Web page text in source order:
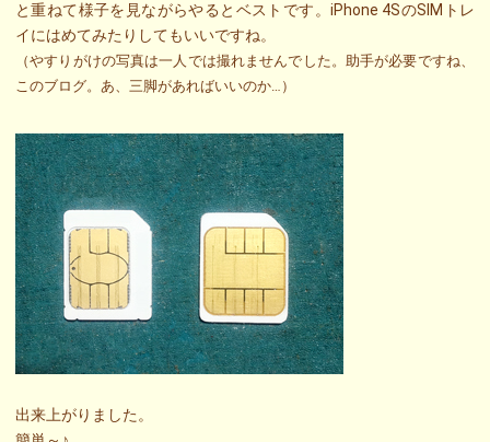
と重ねて様子を見ながらやるとベストです。iPhone 4SのSIMトレ
イにはめてみたりしてもいいですね。
（やすりがけの写真は一人では撮れませんでした。助手が必要ですね、
このブログ。あ、三脚があればいいのか…）
出来上がりました。